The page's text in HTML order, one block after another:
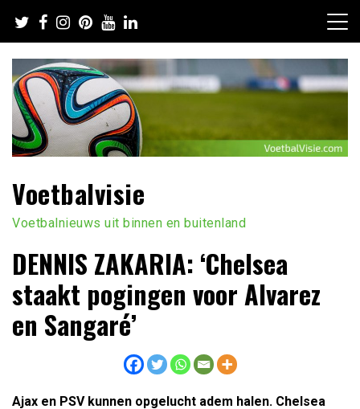
naar
de
inhoud
Voetbalvisie
Voetbalnieuws uit binnen en buitenland
DENNIS ZAKARIA: ‘Chelsea
staakt pogingen voor Alvarez
en Sangaré’
Ajax en PSV kunnen opgelucht adem halen. Chelsea